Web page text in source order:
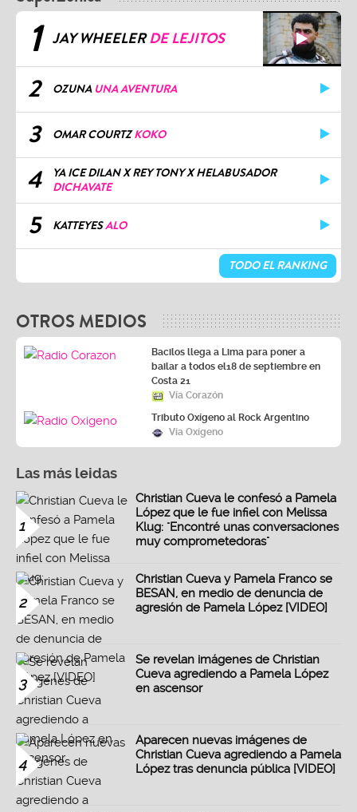
1 JAY WHEELERDE LEJITOS
2 OZUNA UNA AVENTURA
3 OMAR COURTZKOKO
4
YA ICE DILAN X REY TONY X HELABUSADOR
DICHAVATE
5 KATTEYESALO
TODO EL RANKING
OTROS MEDIOS
Bacilos llega a Lima para poner a
bailar a todos el18 de septiembre en
Costa 21
Vía Corazón
Tributo Oxígeno al Rock Argentino
Vía Oxígeno
Las más leidas
1
Christian Cueva le confesó a Pamela
López que le fue infiel con Melissa
Klug: "Encontré unas conversaciones
muy comprometedoras"
2
Christian Cueva y Pamela Franco se
BESAN, en medio de denuncia de
agresión de Pamela López [VIDEO]
3
Se revelan imágenes de Christian
Cueva agrediendo a Pamela López
en ascensor
4
Aparecen nuevas imágenes de
Christian Cueva agrediendo a Pamela
López tras denuncia pública [VIDEO]